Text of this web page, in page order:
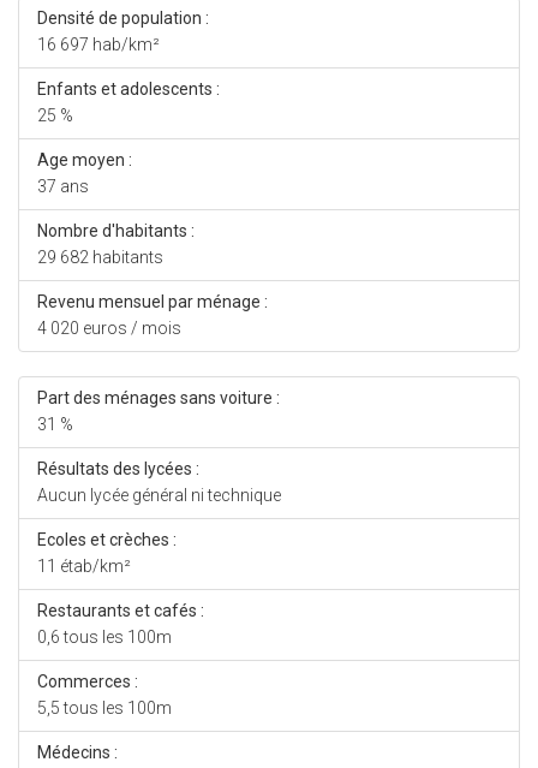
Densité de population :
16 697 hab/km²
Enfants et adolescents :
25 %
Age moyen :
37 ans
Nombre d'habitants :
29 682 habitants
Revenu mensuel par ménage :
4 020 euros / mois
Part des ménages sans voiture :
31 %
Résultats des lycées :
Aucun lycée général ni technique
Ecoles et crèches :
11 étab/km²
Restaurants et cafés :
0,6 tous les 100m
Commerces :
5,5 tous les 100m
Médecins :